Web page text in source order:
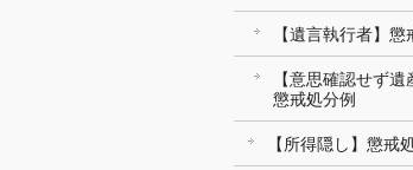
【遺言執行者】懲
【意思確認せず遺
懲戒処分例
【所得隠し】懲戒